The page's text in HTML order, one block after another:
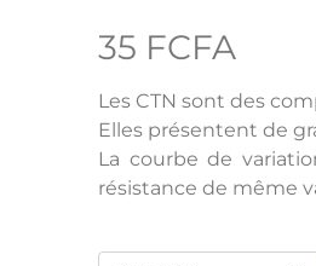
35 FCFA
Les CTN sont des
Elles présentent de
La courbe de
résistance de même